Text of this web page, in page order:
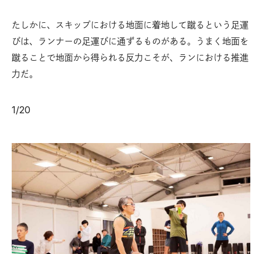
たしかに、スキップにおける地面に着地して蹴るという足運
びは、ランナーの足運びに通ずるものがある。うまく地面を
蹴ることで地面から得られる反力こそが、ランにおける推進
力だ。
1/20